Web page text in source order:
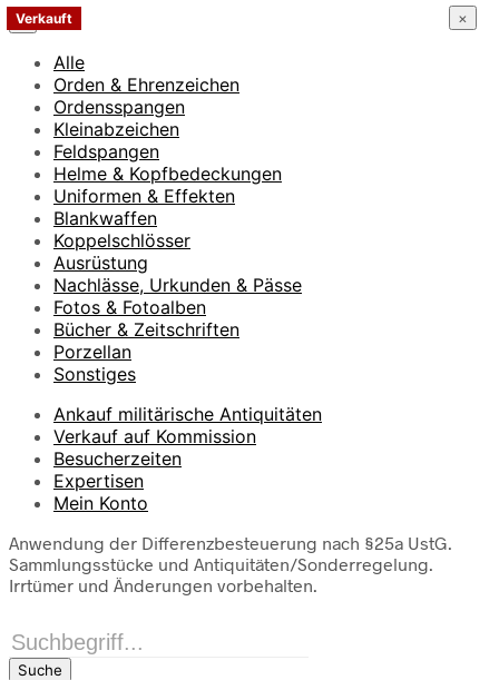
×
Alle
Orden & Ehrenzeichen
Ordensspangen
Kleinabzeichen
Feldspangen
Helme & Kopfbedeckungen
Uniformen & Effekten
Blankwaffen
Koppelschlösser
Ausrüstung
Nachlässe, Urkunden & Pässe
Fotos & Fotoalben
Bücher & Zeitschriften
Porzellan
Sonstiges
Ankauf militärische Antiquitäten
Verkauf auf Kommission
Besucherzeiten
Expertisen
Mein Konto
Anwendung der Differenzbesteuerung nach §25a UstG.
Sammlungsstücke und Antiquitäten/Sonderregelung.
Irrtümer und Änderungen vorbehalten.
×
Products
search
Suche
Verkauft